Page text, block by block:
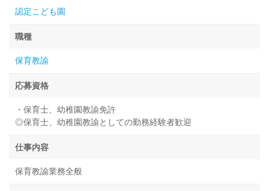
認定こども園
職種
保育教諭
応募資格
・保育士、幼稚園教諭免許
◎保育士、幼稚園教諭としての勤務経験者歓迎
仕事内容
保育教諭業務全般